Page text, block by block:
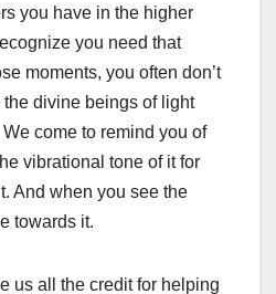
you have in the higher
you need that
moments, you often don’t
divine beings of light
come to remind you of
vibrational tone of it for
And when you see the
towards it.
us all the credit for helping